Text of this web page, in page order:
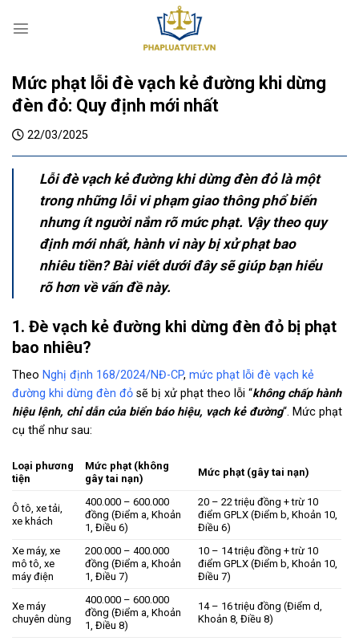
Mức phạt lỗi đè vạch kẻ đường khi dừng
đèn đỏ: Quy định mới nhất
22/03/2025
Lỗi đè vạch kẻ đường khi dừng đèn đỏ là một
trong những lỗi vi phạm giao thông phổ biến
nhưng ít người nắm rõ mức phạt. Vậy theo quy
định mới nhất, hành vi này bị xử phạt bao
nhiêu tiền? Bài viết dưới đây sẽ giúp bạn hiểu
rõ hơn về vấn đề này.
1. Đè vạch kẻ đường khi dừng đèn đỏ bị phạt
bao nhiêu?
Theo Nghị định 168/2024/NĐ-CP, mức phạt lỗi đè vạch kẻ
đường khi dừng đèn đỏ sẽ bị xử phạt theo lỗi “không chấp hành
hiệu lệnh, chỉ dẫn của biển báo hiệu, vạch kẻ đường“. Mức phạt
cụ thể như sau:
Loại phương
tiện
Mức phạt (không
gây tai nạn)
Mức phạt (gây tai nạn)
Ô tô, xe tải,
xe khách
400.000 – 600.000
đồng (Điểm a, Khoản
1, Điều 6)
20 – 22 triệu đồng + trừ 10
điểm GPLX (Điểm b, Khoản 10,
Điều 6)
Xe máy, xe
mô tô, xe
máy điện
200.000 – 400.000
đồng (Điểm a, Khoản
1, Điều 7)
10 – 14 triệu đồng + trừ 10
điểm GPLX (Điểm b, Khoản 10,
Điều 7)
Xe máy
chuyên dùng
400.000 – 600.000
đồng (Điểm a, Khoản
1, Điều 8)
14 – 16 triệu đồng (Điểm d,
Khoản 8, Điều 8)